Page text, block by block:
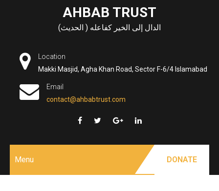
AHBAB TRUST
الدال إلى الخير كفاعله ( الحديث)
Location
Makki Masjid, Agha Khan Road, Sector F-6/4 Islamabad
Email
contact@ahbabtrust.com
Menu DONATE